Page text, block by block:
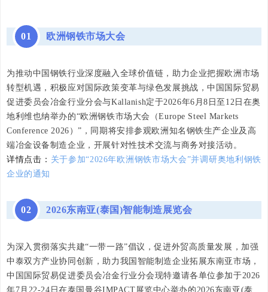
01 欧洲钢铁市场大会
为推动中国钢铁行业深度融入全球价值链，助力企业把握欧洲市场
转型机遇，积极应对国际政策变革与绿色发展挑战，中国国际贸易
促进委员会冶金行业分会与Kallanish定于2026年6月8日至12日在奥
地利维也纳举办的“欧洲钢铁市场大会（Europe Steel Markets
Conference 2026）”，同期将安排参观欧洲知名钢铁生产企业及高
端冶金设备制造企业，开展针对性技术交流与商务对接活动。
详情点击： 关于参加“2026年欧洲钢铁市场大会”并调研奥地利钢铁
企业的通知
02 2026东南亚(泰国)智能制造展览会
为深入贯彻落实共建“一带一路”倡议，促进外贸高质量发展，加强
中泰双方产业协同创新，助力我国智能制造企业拓展东南亚市场，
中国国际贸易促进委员会冶金行业分会现特邀请各单位参加于2026
年7月22-24日在泰国曼谷IMPACT展览中心举办的2026东南亚(泰